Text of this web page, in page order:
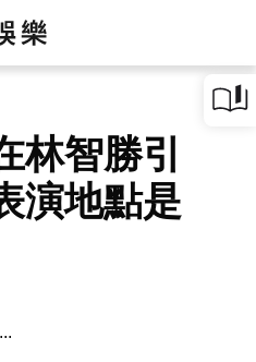
林智勝引
演地點是